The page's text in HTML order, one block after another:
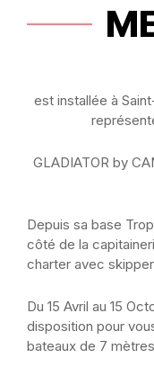
est installée à
GLADIATOR by
Depuis sa base
côté de la
charter avec
Du 15 Avril au 15
disposition pour
bateaux de 7